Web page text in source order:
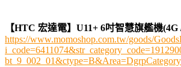
【HTC 宏達電】U11+ 6吋智慧旗艦機
https://www.momoshop.com.tw/goods/